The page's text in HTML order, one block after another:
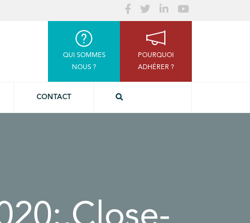
QUI SOMMES
NOUS ?
POURQUOI
ADHÉRER ?
CONTACT